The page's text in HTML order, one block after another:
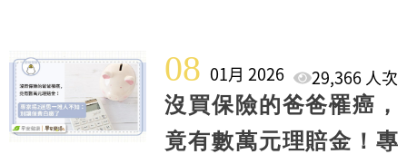
08 01月 2026
29,366 人次
沒買保險的爸爸罹癌，
竟有數萬元理賠金！專